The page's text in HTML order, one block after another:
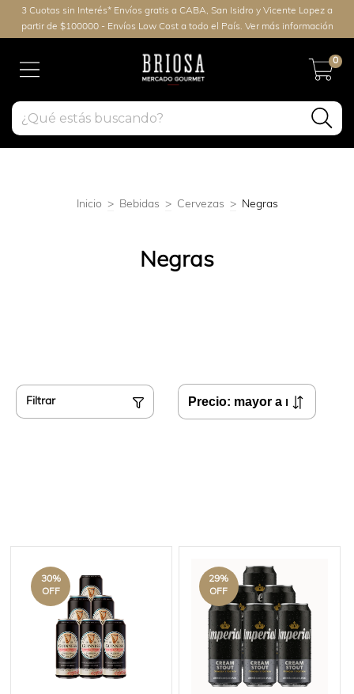
3 Cuotas sin Interés* Envíos gratis a CABA, San Isidro y Vicente Lopez a
partir de $100000 - Envíos Low Cost a todo el País. Ver más información
0
Inicio > Bebidas > Cervezas > Negras
Negras
Filtrar
30%
OFF
29%
OFF